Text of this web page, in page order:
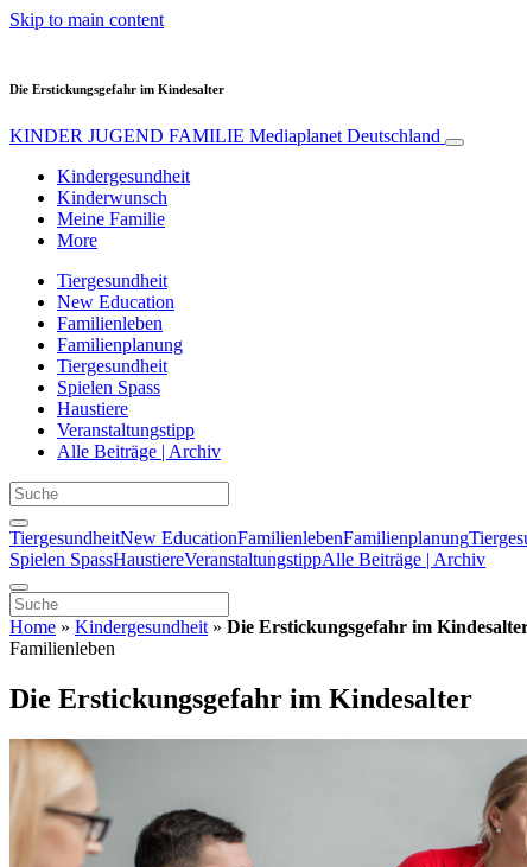
Skip to main content
Die Erstickungsgefahr im Kindesalter
KINDER JUGEND FAMILIE Mediaplanet Deutschland
Kindergesundheit
Kinderwunsch
Meine Familie
More
Tiergesundheit
New Education
Familienleben
Familienplanung
Tiergesundheit
Spielen Spass
Haustiere
Veranstaltungstipp
Alle Beiträge | Archiv
TiergesundheitNew EducationFamilienlebenFamilienplanung
Spielen SpassHaustiereVeranstaltungstippAlle Beiträge | Archiv
Home » Kindergesundheit » Die Erstickungsgefahr im
Familienleben
Die Erstickungsgefahr im Kindesalter